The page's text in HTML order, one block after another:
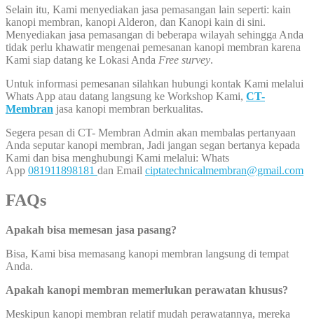
Selain itu, Kami menyediakan jasa pemasangan lain seperti: kain
kanopi membran, kanopi Alderon, dan Kanopi kain di sini.
Menyediakan jasa pemasangan di beberapa wilayah sehingga Anda
tidak perlu khawatir mengenai pemesanan kanopi membran karena
Kami siap datang ke Lokasi Anda Free survey.
Untuk informasi pemesanan silahkan hubungi kontak Kami melalui
Whats App atau datang langsung ke Workshop Kami, CT-
Membran jasa kanopi membran berkualitas.
Segera pesan di CT- Membran Admin akan membalas pertanyaan
Anda seputar kanopi membran, Jadi jangan segan bertanya kepada
Kami dan bisa menghubungi Kami melalui: Whats
App 081911898181 dan Email ciptatechnicalmembran@gmail.com
FAQs
Apakah bisa memesan jasa pasang?
Bisa, Kami bisa memasang kanopi membran langsung di tempat
Anda.
Apakah kanopi membran memerlukan perawatan khusus?
Meskipun kanopi membran relatif mudah perawatannya, mereka